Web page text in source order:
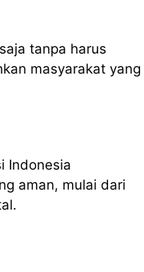
tanpa harus
masyarakat yang
Indonesia
aman, mulai dari